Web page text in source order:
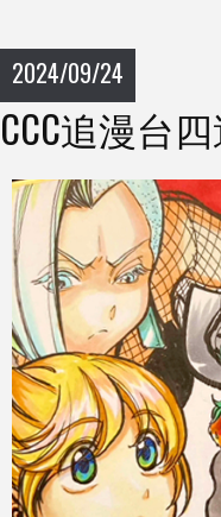
2024/09/24
CCC追漫台